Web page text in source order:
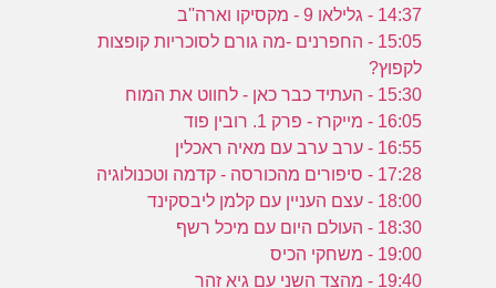
14:37 - גלילאו 9 - מקסיקו וארה''ב
15:05 - החפרנים -מה גורם לסוכריות קופצות
לקפוץ?
15:30 - העתיד כבר כאן - לחווט את המוח
16:05 - מייקרז - פרק 1. רובין פוד
16:55 - ערב ערב עם מאיה ראכלין
17:28 - סיפורים מהכורסה - קדמה וטכנולוגיה
18:00 - עצם העניין עם קלמן ליבסקינד
18:30 - העולם היום עם מיכל רשף
19:00 - משחקי הכיס
19:40 - מהצד השני עם גיא זהר